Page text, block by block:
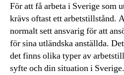
För att få arbeta i Sverige som
krävs oftast ett arbetstillstånd.
normalt sett ansvarig för att
för sina utländska anställda.
det finns olika typer av
syfte och din situation i Sverige.